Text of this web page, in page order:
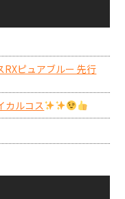
ピュアブルー 先行
カルコス